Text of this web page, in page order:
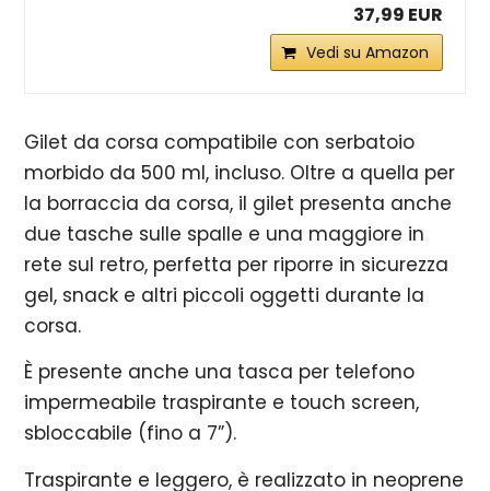
37,99 EUR
Vedi su Amazon
Gilet da corsa compatibile con serbatoio
morbido da 500 ml, incluso. Oltre a quella per
la borraccia da corsa, il gilet presenta anche
due tasche sulle spalle e una maggiore in
rete sul retro, perfetta per riporre in sicurezza
gel, snack e altri piccoli oggetti durante la
corsa.
È presente anche una tasca per telefono
impermeabile traspirante e touch screen,
sbloccabile (fino a 7”).
Traspirante e leggero, è realizzato in neoprene